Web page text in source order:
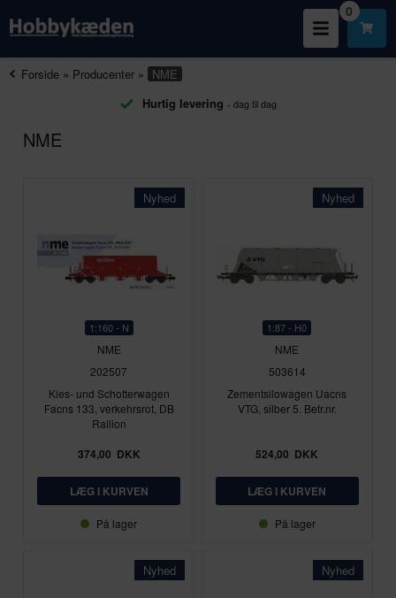
0
Forside » Producenter » NME
Hurtig levering - dag til dag
NME
Nyhed
1:160 - N
NME
202507
Kies- und Schotterwagen
Facns 133, verkehrsrot, DB
Railion
374,00 DKK
På lager
Nyhed
1:87 - H0
NME
503614
Zementsilowagen Uacns
VTG, silber 5. Betr.nr.
524,00 DKK
På lager
Nyhed Nyhed